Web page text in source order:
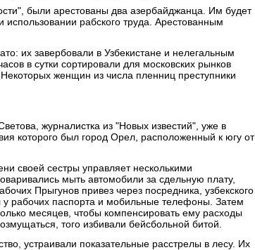
были арестованы два азербайджанца. Им будет
рабского труда. Арестованным
их завербовали в Узбекистане и нелегальным
в сутки сортировали для московских рынков
женщин из числа пленниц преступники
журналистка из "Новых известий", уже в
которого был город Орел, расположенный к югу от
своей сестры управляет несколькими
мыть автомобили за сдельную плату,
Прыгунов привез через посредника, узбекского
рабочих паспорта и мобильные телефоны. Затем
месяцев, чтобы компенсировать ему расходы
того избивали бейсбольной битой.
устраивали показательные расстрелы в лесу. Их